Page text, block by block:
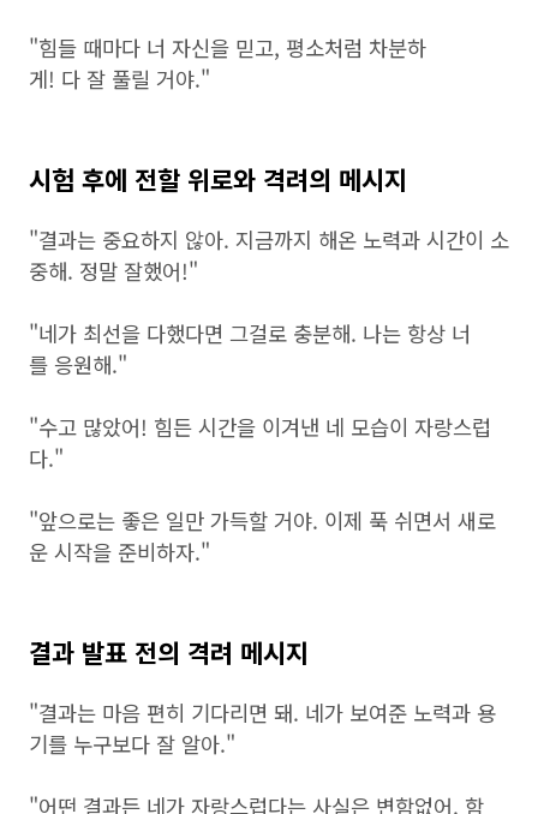
"힘들 때마다 너 자신을 믿고, 평소처럼 차분하
게! 다 잘 풀릴 거야."
시험 후에 전할 위로와 격려의 메시지
"결과는 중요하지 않아. 지금까지 해온 노력과 시간이 소
중해. 정말 잘했어!"
"네가 최선을 다했다면 그걸로 충분해. 나는 항상 너
를 응원해."
"수고 많았어! 힘든 시간을 이겨낸 네 모습이 자랑스럽
다."
"앞으로는 좋은 일만 가득할 거야. 이제 푹 쉬면서 새로
운 시작을 준비하자."
결과 발표 전의 격려 메시지
"결과는 마음 편히 기다리면 돼. 네가 보여준 노력과 용
기를 누구보다 잘 알아."
"어떤 결과든 네가 자랑스럽다는 사실은 변함없어. 함